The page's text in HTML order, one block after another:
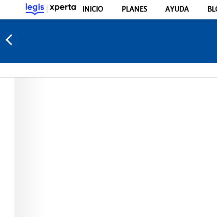
INICIO PLANES AYUDA